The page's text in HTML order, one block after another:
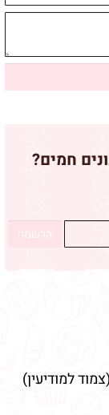
חמים?
למודיעין)